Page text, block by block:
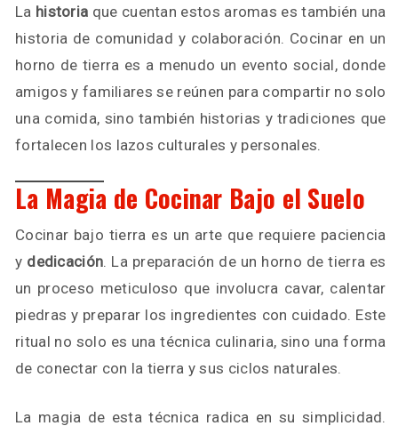
La historia que cuentan estos aromas es también una
historia de comunidad y colaboración. Cocinar en un
horno de tierra es a menudo un evento social, donde
amigos y familiares se reúnen para compartir no solo
una comida, sino también historias y tradiciones que
fortalecen los lazos culturales y personales.
La Magia de Cocinar Bajo el Suelo
Cocinar bajo tierra es un arte que requiere paciencia
y dedicación. La preparación de un horno de tierra es
un proceso meticuloso que involucra cavar, calentar
piedras y preparar los ingredientes con cuidado. Este
ritual no solo es una técnica culinaria, sino una forma
de conectar con la tierra y sus ciclos naturales.
La magia de esta técnica radica en su simplicidad.